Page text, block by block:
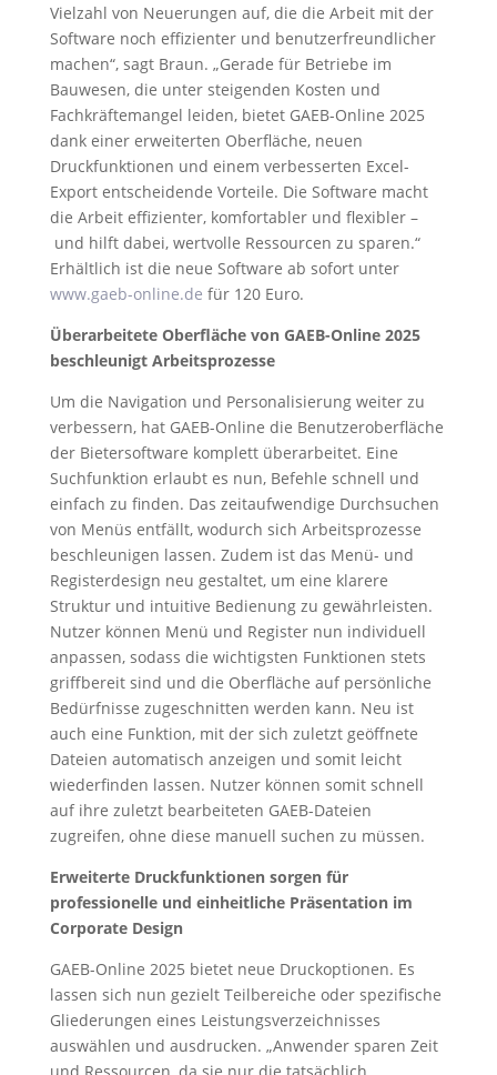
Vielzahl von Neuerungen auf, die die Arbeit mit der
Software noch effizienter und benutzerfreundlicher
machen“, sagt Braun. „Gerade für Betriebe im
Bauwesen, die unter steigenden Kosten und
Fachkräftemangel leiden, bietet GAEB-Online 2025
dank einer erweiterten Oberfläche, neuen
Druckfunktionen und einem verbesserten Excel-
Export entscheidende Vorteile. Die Software macht
die Arbeit effizienter, komfortabler und flexibler –
und hilft dabei, wertvolle Ressourcen zu sparen.“
Erhältlich ist die neue Software ab sofort unter
www.gaeb-online.de für 120 Euro.
Überarbeitete Oberfläche von GAEB-Online 2025
beschleunigt Arbeitsprozesse
Um die Navigation und Personalisierung weiter zu
verbessern, hat GAEB-Online die Benutzeroberfläche
der Bietersoftware komplett überarbeitet. Eine
Suchfunktion erlaubt es nun, Befehle schnell und
einfach zu finden. Das zeitaufwendige Durchsuchen
von Menüs entfällt, wodurch sich Arbeitsprozesse
beschleunigen lassen. Zudem ist das Menü- und
Registerdesign neu gestaltet, um eine klarere
Struktur und intuitive Bedienung zu gewährleisten.
Nutzer können Menü und Register nun individuell
anpassen, sodass die wichtigsten Funktionen stets
griffbereit sind und die Oberfläche auf persönliche
Bedürfnisse zugeschnitten werden kann. Neu ist
auch eine Funktion, mit der sich zuletzt geöffnete
Dateien automatisch anzeigen und somit leicht
wiederfinden lassen. Nutzer können somit schnell
auf ihre zuletzt bearbeiteten GAEB-Dateien
zugreifen, ohne diese manuell suchen zu müssen.
Erweiterte Druckfunktionen sorgen für
professionelle und einheitliche Präsentation im
Corporate Design
GAEB-Online 2025 bietet neue Druckoptionen. Es
lassen sich nun gezielt Teilbereiche oder spezifische
Gliederungen eines Leistungsverzeichnisses
auswählen und ausdrucken. „Anwender sparen Zeit
und Ressourcen, da sie nur die tatsächlich